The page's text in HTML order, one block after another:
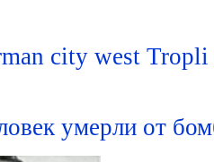
city west Tropli
умерли от